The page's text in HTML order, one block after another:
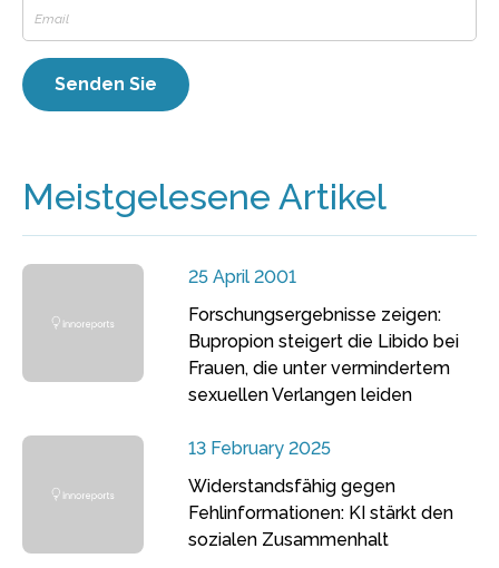
Meistgelesene Artikel
25 April 2001
Forschungsergebnisse zeigen:
Bupropion steigert die Libido bei
Frauen, die unter vermindertem
sexuellen Verlangen leiden
13 February 2025
Widerstandsfähig gegen
Fehlinformationen: KI stärkt den
sozialen Zusammenhalt